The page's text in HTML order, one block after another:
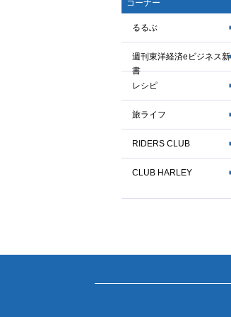
コーナー
るるぶ
週刊東洋経済eビジネス新
書
レシピ
旅ライフ
RIDERS CLUB
CLUB HARLEY